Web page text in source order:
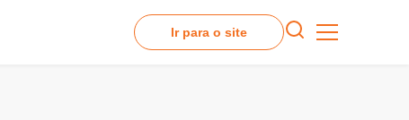
Ir para o site